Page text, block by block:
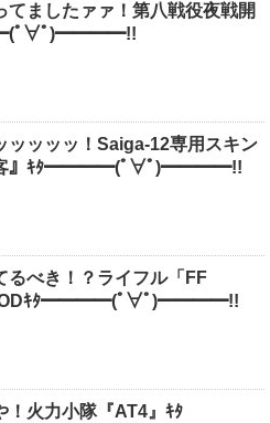
てましたァァ！第八戦役夜戦開
ﾟ∀ﾟ)━━━━!!
ッッッッ！Saiga-12専用スキン
客』ｷﾀ━━━━(ﾟ∀ﾟ)━━━━!!
るべき！？ライフル「FF
ｷﾀ━━━━(ﾟ∀ﾟ)━━━━!!
！火力小隊『AT4』ｷﾀ